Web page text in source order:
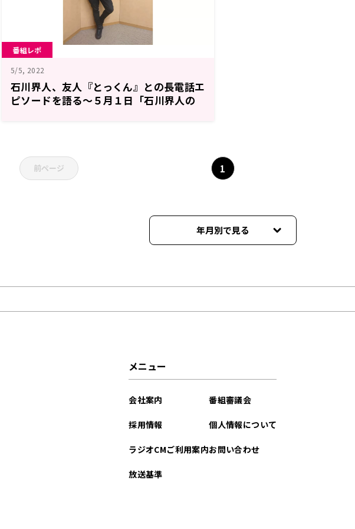
番組レポ
5/5, 2022
石川界人、友人『とっくん』との長電話エ
ピソードを語る～５月１日「石川界人の
前ページ 1
年月別で見る
2022年03月
2021年07月
メニュー
会社案内
採用情報
ラジオCMご利用案内
放送基準
番組審議会
個人情報について
お問い合わせ